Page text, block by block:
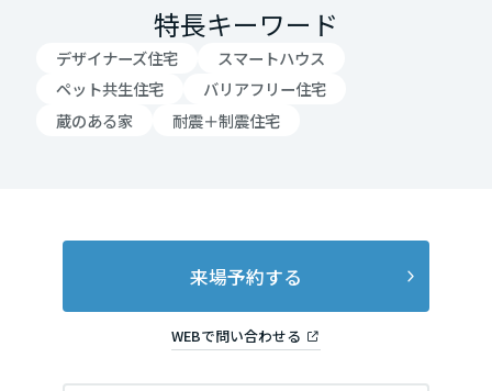
特長キーワード
デザイナーズ住宅
スマートハウス
ペット共生住宅
バリアフリー住宅
蔵のある家
耐震＋制震住宅
来場予約する
WEBで問い合わせる
山口県